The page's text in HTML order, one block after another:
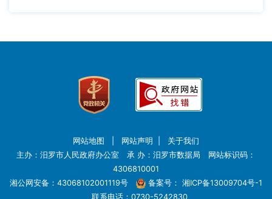
网站地图 网站声明
关于我们
主办：汨罗市人民政府办公室 承 办：汨罗市数据局 网站标识码：
4306810001
湘公网安备：43068102001119号
备案号： 湘ICP备13009704号-1
联系电话：0730-5242830